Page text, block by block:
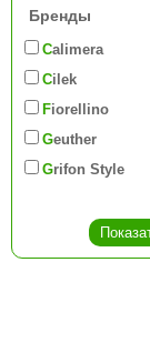
Бренды
Calimera
Cilek
Fiorellino
Geuther
Grifon Style